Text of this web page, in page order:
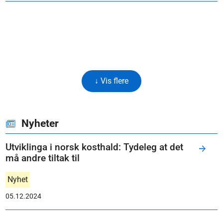
↓ Vis flere
Nyheter
Utviklinga i norsk kosthald: Tydeleg at det
må andre tiltak til
Nyhet
05.12.2024